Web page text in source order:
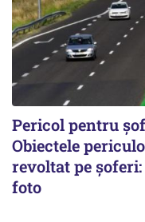
Pericol pentru
Obiectele
revoltat pe
foto